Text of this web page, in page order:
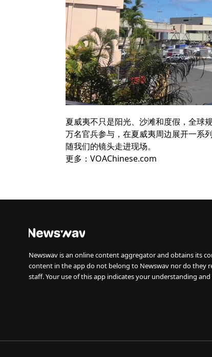
夏威夷不只是阳光、沙滩和度假，全球
万名官兵参与，在夏威夷周边展开一系
随我们的镜头走进现场。
更多：VOAChinese.com
Newswav is an online content aggregator and obtains its
content in the app do not belong to Newswav nor do they
staff. Your use of this app indicates your understanding